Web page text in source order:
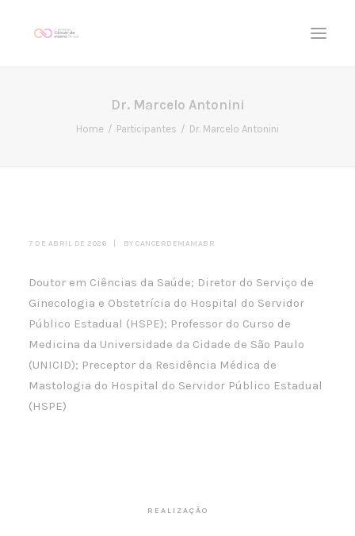
Início
Programação
Dr. Marcelo Antonini
Home Participantes Dr. Marcelo Antonini
7 DE ABRIL DE 2026 BY CANCERDEMAMABR
Doutor em Ciências da Saúde; Diretor do Serviço de
Ginecologia e Obstetrícia do Hospital do Servidor
Público Estadual (HSPE); Professor do Curso de
Medicina da Universidade da Cidade de São Paulo
(UNICID); Preceptor da Residência Médica de
Mastologia do Hospital do Servidor Público Estadual
(HSPE)
REALIZAÇÃO